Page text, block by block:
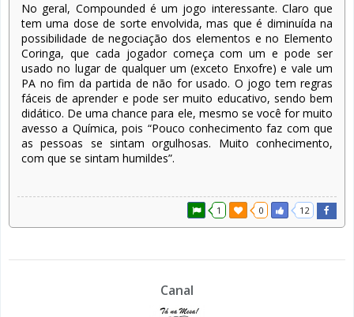
No geral, Compounded é um jogo interessante. Claro que
tem uma dose de sorte envolvida, mas que é diminuída na
possibilidade de negociação dos elementos e no Elemento
Coringa, que cada jogador começa com um e pode ser
usado no lugar de qualquer um (exceto Enxofre) e vale um
PA no fim da partida de não for usado. O jogo tem regras
fáceis de aprender e pode ser muito educativo, sendo bem
didático. De uma chance para ele, mesmo se você for muito
avesso a Química, pois “Pouco conhecimento faz com que
as pessoas se sintam orgulhosas. Muito conhecimento,
com que se sintam humildes”.
1 0 12
Canal